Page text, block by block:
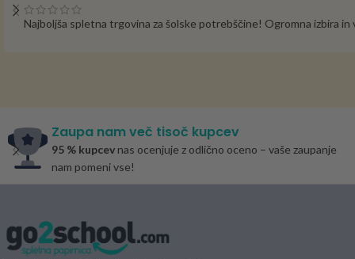
Najboljša spletna trgovina za šolske potrebščine! Ogromna izbira
Zaupa nam več tisoč kupcev
95 % kupcev nas ocenjuje z odlično oceno – vaše zaupanje
nam pomeni vse!